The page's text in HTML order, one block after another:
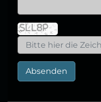
Absenden